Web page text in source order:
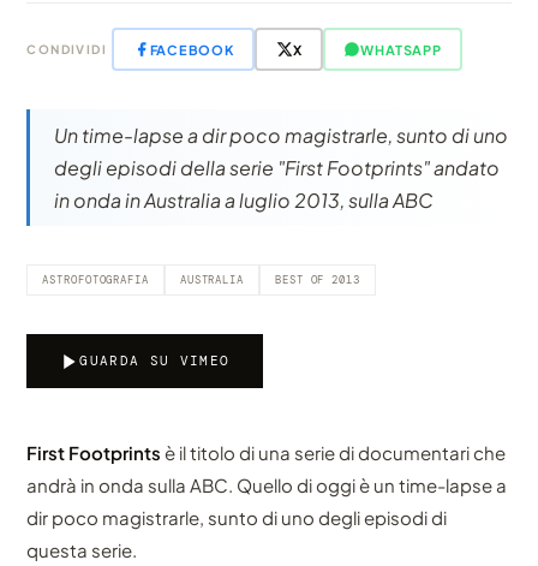
CONDIVIDI FACEBOOK X WHATSAPP
Un time-lapse a dir poco magistrarle, sunto di uno
degli episodi della serie "First Footprints" andato
in onda in Australia a luglio 2013, sulla ABC
ASTROFOTOGRAFIA AUSTRALIA BEST OF 2013
GUARDA SU VIMEO
First Footprints è il titolo di una serie di documentari che
andrà in onda sulla ABC. Quello di oggi è un time-lapse a
dir poco magistrarle, sunto di uno degli episodi di
questa serie.